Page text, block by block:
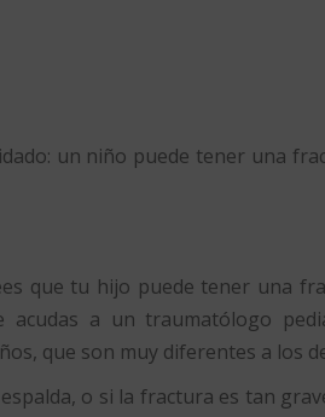
un niño puede tener una
que tu hijo puede tener una
a un traumatólogo
que son muy diferentes a los
o si la fractura es tan